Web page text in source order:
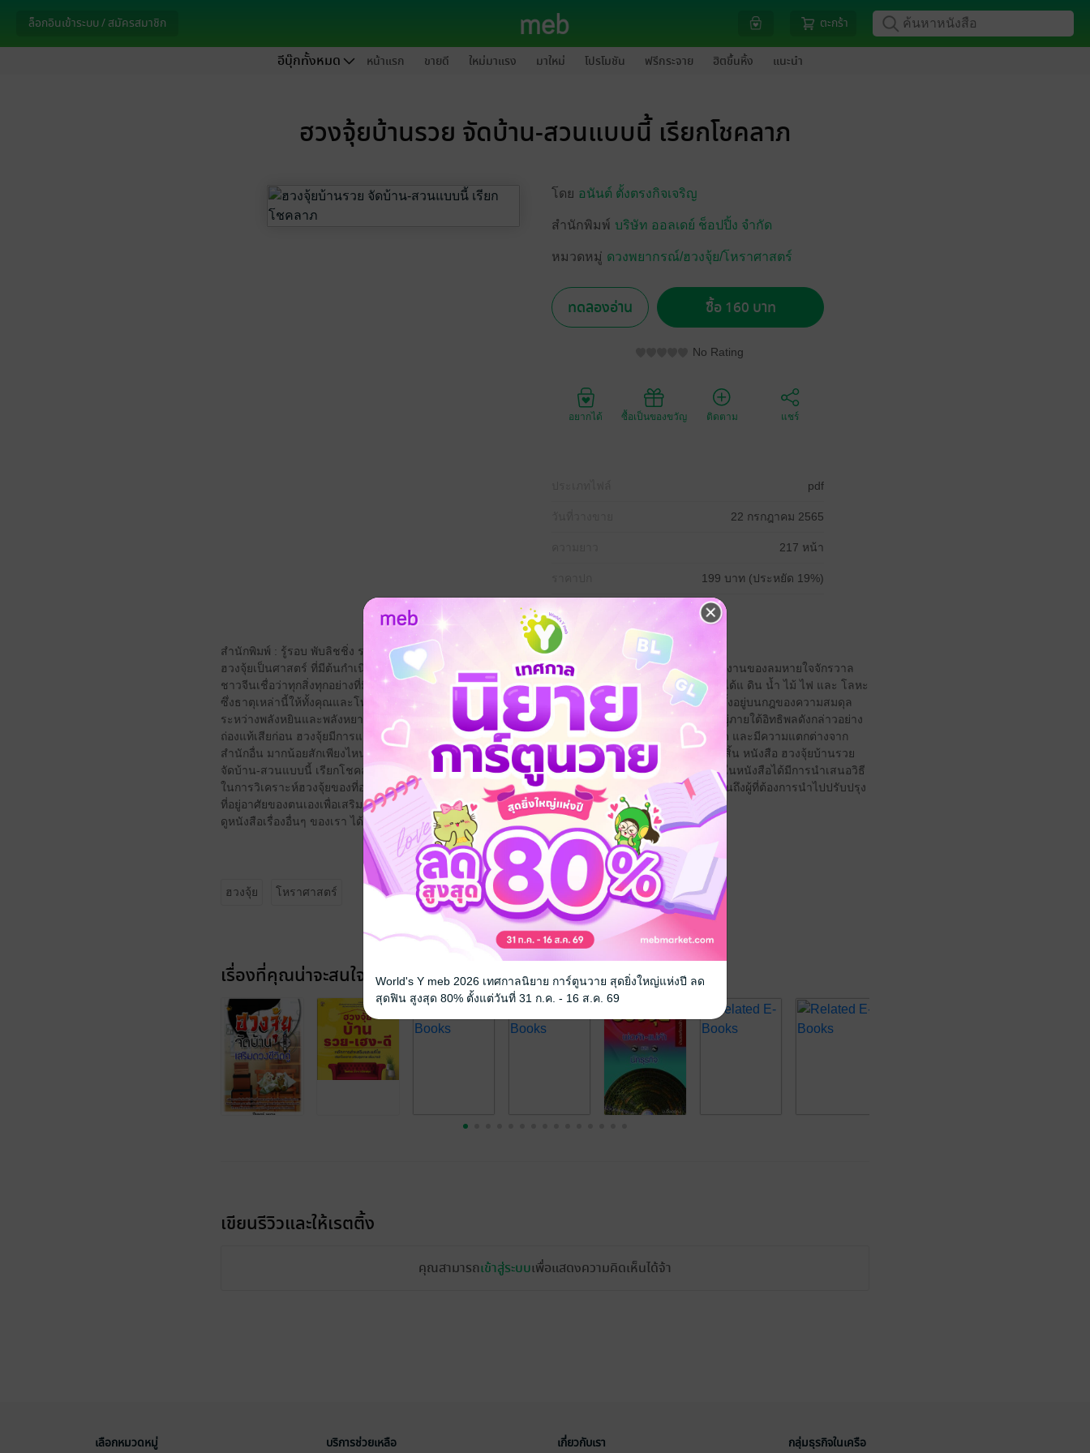
ล็อกอินเข้าระบบ / สมัครสมาชิก ตะกร้า
อีบุ๊กทั้งหมด หน้าแรก ขายดี ใหม่มาแรง มาใหม่ โปรโมชัน ฟรีกระจาย ฮิตขึ้นหิ้ง แนะนำ
ฮวงจุ้ยบ้านรวย จัดบ้าน-สวนแบบนี้ เรียกโชคลาภ
โดย อนันต์ ตั้งตรงกิจเจริญ
สำนักพิมพ์ บริษัท ออลเดย์ ช็อปปิ้ง จำกัด
หมวดหมู่ ดวงพยากรณ์/ฮวงจุ้ย/โหราศาสตร์
ทดลองอ่าน ซื้อ 160 บาท
No Rating
อยากได้ ซื้อเป็นของขวัญ ติดตาม แชร์
pdf
22 กรกฎาคม 2565
217 หน้า
199 บาท (ประหยัด 19%)
สำนักพิมพ์ : รู้รอบ พับลิชชิ่ง ราคาปก : 199 บาท
ฮวงจุ้ยเป็นศาสตร์ ที่มีต้นกำเนิดมาจากประเทศจีนเมื่อประมาณ 3,500 ปีก่อน เป็นการศึกษาเกี่ยวกับการทำงานของลมหายใจจักรวาล
ชาวจีนเชื่อว่าทุกสิ่งทุกอย่างที่มีอยู่บนโลกใบนี้ล้วนแล้วแต่ขับเคลื่อนด้วยพลังงานของธาตุพื้นฐานทั้ง 5 อันได้แ ดิน น้ำ ไม้ ไฟ และ โลหะ
ซึ่งธาตุเหล่านี้ให้ทั้งคุณและโทษ และเนื่องจากพลังงานของสิ่งต่าง ๆ ในโลกส่งอิทธิพลซึ่งกันและกัน และตั้งอยู่บนกฎของความสมดุล
ระหว่างพลังหยินและพลังหยาง ดังนั้นการที่จะมีชีวิตอยู่อย่างสงบสุข เราจำเป็นต้องเรียนรู้ที่จะดำรงชีวิตอยู่ภายใต้อิทธิพลดังกล่าวอย่าง
ถ่องแท้เสียก่อน ฮวงจุ้ยมีการแตกแขนงออกเป็นสาขาอื่นมากมาย แต่ไม่ว่าหลักฮวงจุ้ยนั้นจะมาจากสำนักใด และมีความแตกต่างจาก
สำนักอื่น มากน้อยสักเพียงไหน หลักพื้นฐานของฮวงจุ้ยทุกๆสำนักก็ยังคงตั้งอยู่บนพื้นฐานความรู้เดียวกันทั้งสิ้น หนังสือ ฮวงจุ้ยบ้านรวย
จัดบ้าน-สวนแบบนี้ เรียกโชคลาภ มีจุดประสงค์เพื่อถ่ายทอดความรู้เกี่ยวกับหลัก ฮวงจุ้ยพื้นฐานโดยเนื้อหาในหนังสือได้มีการนำเสนอวิธี
ในการวิเคราะห์ฮวงจุ้ยของที่อยู่อาศัยด้วยตัวเองแบบง่ายๆ ซึ่งเหมาะสำหรับผู้ที่มีความสนใจทั่วไป รวมไปจนถึงผู้ที่ต้องการนำไปปรับปรุง
ที่อยู่อาศัยของตนเองเพื่อเสริมสร้างบารมี
ดูหนังสือเรื่องอื่นๆ ของเรา ได้ที่ www.phetpraguy.com
ฮวงจุ้ย โหราศาสตร์
เรื่องที่คุณน่าจะสนใจ
เขียนรีวิวและให้เรตติ้ง
คุณสามารถเข้าสู่ระบบเพื่อแสดงความคิดเห็นได้จ้า
เลือกหมวดหมู่ บริการช่วยเหลือ เกี่ยวกับเรา กลุ่มธุรกิจในเครือ
World's Y meb 2026 เทศกาลนิยาย การ์ตูนวาย สุดยิ่งใหญ่แห่งปี ลด
สุดฟิน สูงสุด 80% ตั้งแต่วันที่ 31 ก.ค. - 16 ส.ค. 69